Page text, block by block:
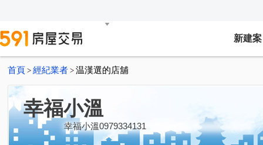
新建案
首頁 > 經紀業者 > 温漢選的店舖
幸福小溫
幸福小溫0979334131